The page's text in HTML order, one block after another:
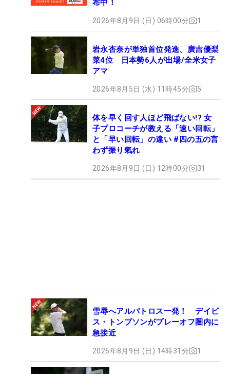
布中！
2026年8月9日 (日) 06時00分 1
岩永杏奈が単独首位発進、廣吉優梨
菜4位 日本勢6人が出場/全米女子
アマ
2026年8月5日 (水) 11時45分 5
体を早く回す人ほど飛ばない!? 女
子プロコーチが教える「速い回転」
と「早い回転」の違い #四の五の言
わず振り氣れ
2026年8月9日 (日) 12時00分 31
雪辱へアルバトロス一発！ デイビ
ス・トンプソンがプレーオフ圏内に
急接近
2026年8月9日 (日) 14時31分 1